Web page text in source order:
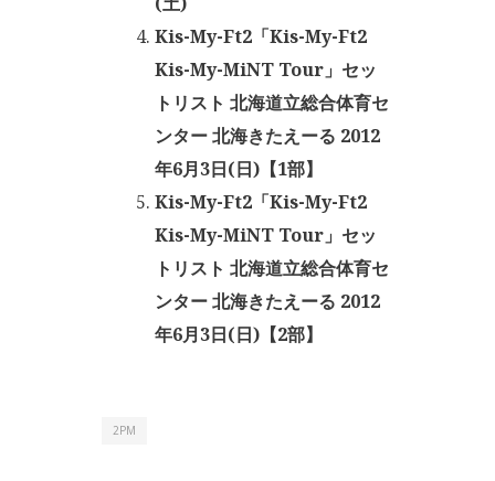
Kis-My-Ft2「Kis-My-Ft2
Kis-My-MiNT Tour」セッ
トリスト 北海道立総合体育セ
ンター 北海きたえーる 2012
年6月3日(日)【1部】
Kis-My-Ft2「Kis-My-Ft2
Kis-My-MiNT Tour」セッ
トリスト 北海道立総合体育セ
ンター 北海きたえーる 2012
年6月3日(日)【2部】
2PM